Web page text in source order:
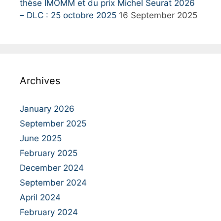
thèse IMOMM et du prix Michel Seurat 2026
– DLC : 25 octobre 2025 16 September 2025
Archives
January 2026
September 2025
June 2025
February 2025
December 2024
September 2024
April 2024
February 2024